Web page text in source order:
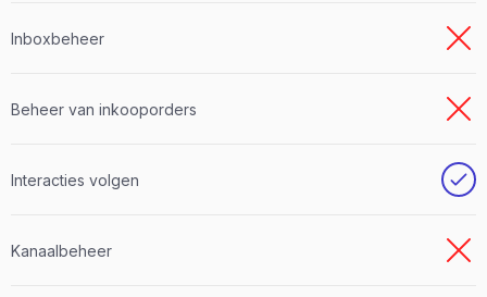
Inboxbeheer
Beheer van inkooporders
Interacties volgen
Kanaalbeheer